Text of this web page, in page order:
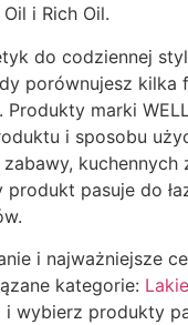
i Rich Oil.
do codziennej
porównujesz
marki
i sposobu
pasuje do
i najważniejsze
kategorie:
wybierz produkty